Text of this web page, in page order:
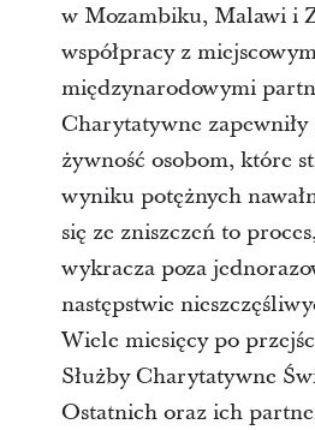
w Mozambiku, Malawi i
współpracy z
międzynarodowymi
Charytatywne
żywność osobom, które
wyniku potężnych
się ze zniszczeń to
wykracza poza
następstwie
Wiele miesięcy po
Służby Charytatywne
Ostatnich oraz ich